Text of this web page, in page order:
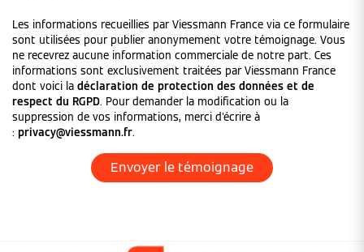
Les informations recueillies par Viessmann France via ce formulaire
sont utilisées pour publier anonymement votre témoignage. Vous
ne recevrez aucune information commerciale de notre part. Ces
informations sont exclusivement traitées par Viessmann France
dont voici la déclaration de protection des données et de
respect du RGPD. Pour demander la modification ou la
suppression de vos informations, merci d'écrire à
: privacy@viessmann.fr.